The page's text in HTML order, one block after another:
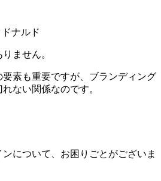
ナルド
ません。
要素も重要ですが、ブランディング
ない関係なのです。
について、お困りごとがございま